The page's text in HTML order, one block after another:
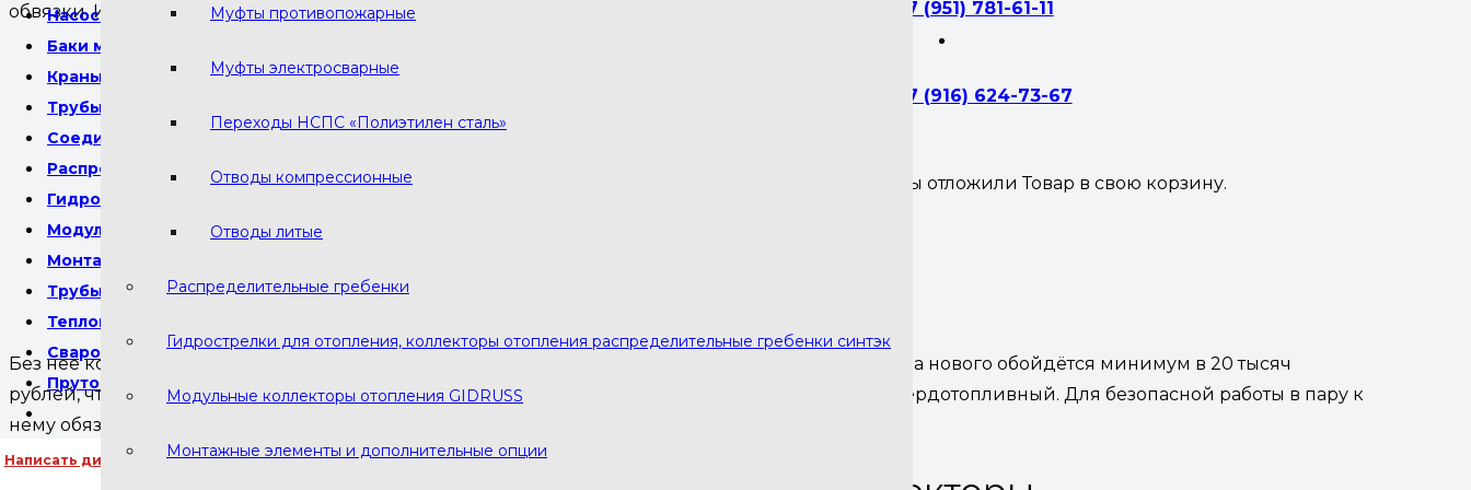
+7 (951) 781-61-11
+7 (916) 624-73-67
Вы отложилиТовар в свою корзину.
Муфты противопожарные
Муфты электросварные
Переходы НСПС «Полиэтилен сталь»
Отводы компрессионные
Отводы литые
Распределительные гребенки
Гидрострелки для отопления, коллекторы отопления распределительные гребенки синтэк
Модульные коллекторы отопления GIDRUSS
Монтажные элементы и дополнительные опции
Насосы циркуляционные
Баки мембранные
Краны шаровые Bugatti
Трубы пнд технические для кабеля
Соединительные детали
Распределительные гребенки
Гидрострелки для отопления, коллекторы отопления распределительные гребенки синтэк
Модульные коллекторы отопления GIDRUSS
Монтажные элементы и дополнительные опции
Трубы пэ 100 водопроводные напорные
Теплоноситель отопления
Сварочный пруток ПНД ПЭ
Пруток полипропиленовый для сварки
Написать директору
обвязки. Именно для этого и нужнагребёнка отопления
Без неё котёл может не выдержать нагрузок, особенно когда отопление многоконтурное. Покупка нового обойдётся минимум в 20 тысяч
рублей, что почти в пять раз дороже коллектора. Причём неважно, какой у вас котёл, газовый, твёрдотопливный. Для безопасной работы в пару к
нему обязательно докупаются гребёнки.